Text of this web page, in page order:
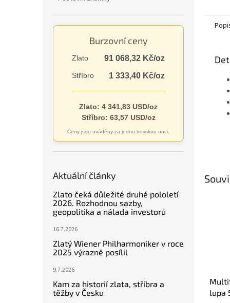
Burzovní ceny
Zlato 91 068,32 Kč/oz
Stříbro 1 333,40 Kč/oz
Zlato: 4 341,83 USD/oz
Stříbro: 63,57 USD/oz
Ceny jsou uváděny za jednu troyskou unci.
Aktuální články
Zlato čeká důležité druhé pololetí
2026. Rozhodnou sazby,
geopolitika a nálada investorů
16.7.2026
Zlatý Wiener Philharmoniker v roce
2025 výrazně posílil
9.7.2026
Kam za historií zlata, stříbra a
těžby v Česku
lupa